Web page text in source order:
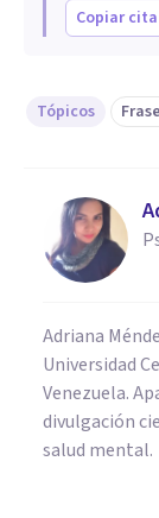
Copiar cita
Tópicos
Adriana
Universidad
Venezuela.
divulgación
salud mental.